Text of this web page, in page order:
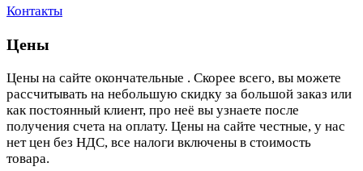
Контакты
Цены
Цены на сайте окончательные . Скорее всего, вы можете
рассчитывать на небольшую скидку за большой заказ или
как постоянный клиент, про неё вы узнаете после
получения счета на оплату. Цены на сайте честные, у нас
нет цен без НДС, все налоги включены в стоимость
товара.